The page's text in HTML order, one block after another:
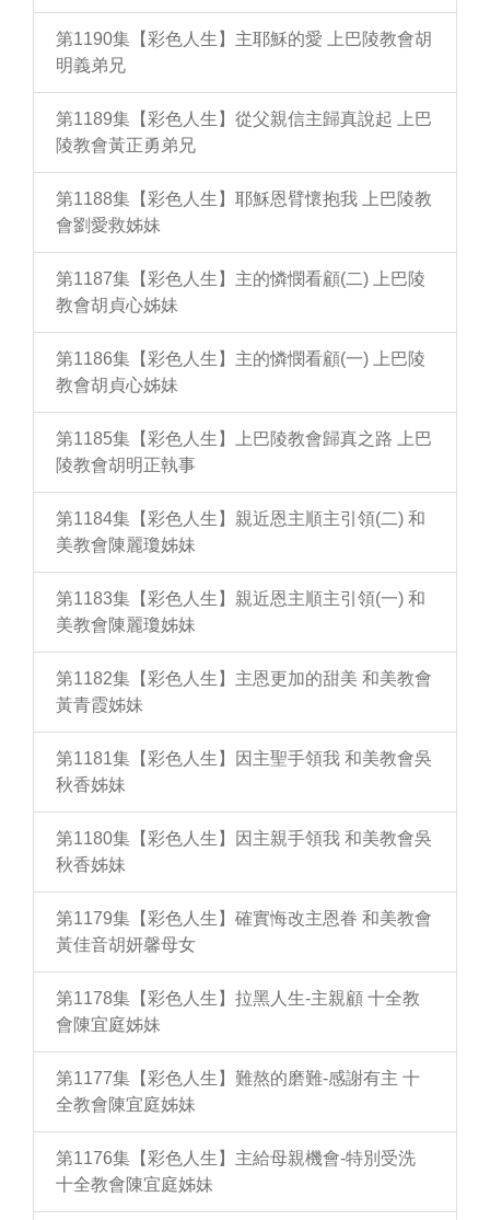
第1190集【彩色人生】主耶穌的愛 上巴陵教會胡
明義弟兄
第1189集【彩色人生】從父親信主歸真說起 上巴
陵教會黃正勇弟兄
第1188集【彩色人生】耶穌恩臂懷抱我 上巴陵教
會劉愛救姊妹
第1187集【彩色人生】主的憐憫看顧(二) 上巴陵
教會胡貞心姊妹
第1186集【彩色人生】主的憐憫看顧(一) 上巴陵
教會胡貞心姊妹
第1185集【彩色人生】上巴陵教會歸真之路 上巴
陵教會胡明正執事
第1184集【彩色人生】親近恩主順主引領(二) 和
美教會陳麗瓊姊妹
第1183集【彩色人生】親近恩主順主引領(一) 和
美教會陳麗瓊姊妹
第1182集【彩色人生】主恩更加的甜美 和美教會
黃青霞姊妹
第1181集【彩色人生】因主聖手領我 和美教會吳
秋香姊妹
第1180集【彩色人生】因主親手領我 和美教會吳
秋香姊妹
第1179集【彩色人生】確實悔改主恩眷 和美教會
黃佳音胡妍馨母女
第1178集【彩色人生】拉黑人生-主親顧 十全教
會陳宜庭姊妹
第1177集【彩色人生】難熬的磨難-感謝有主 十
全教會陳宜庭姊妹
第1176集【彩色人生】主給母親機會-特別受洗
十全教會陳宜庭姊妹